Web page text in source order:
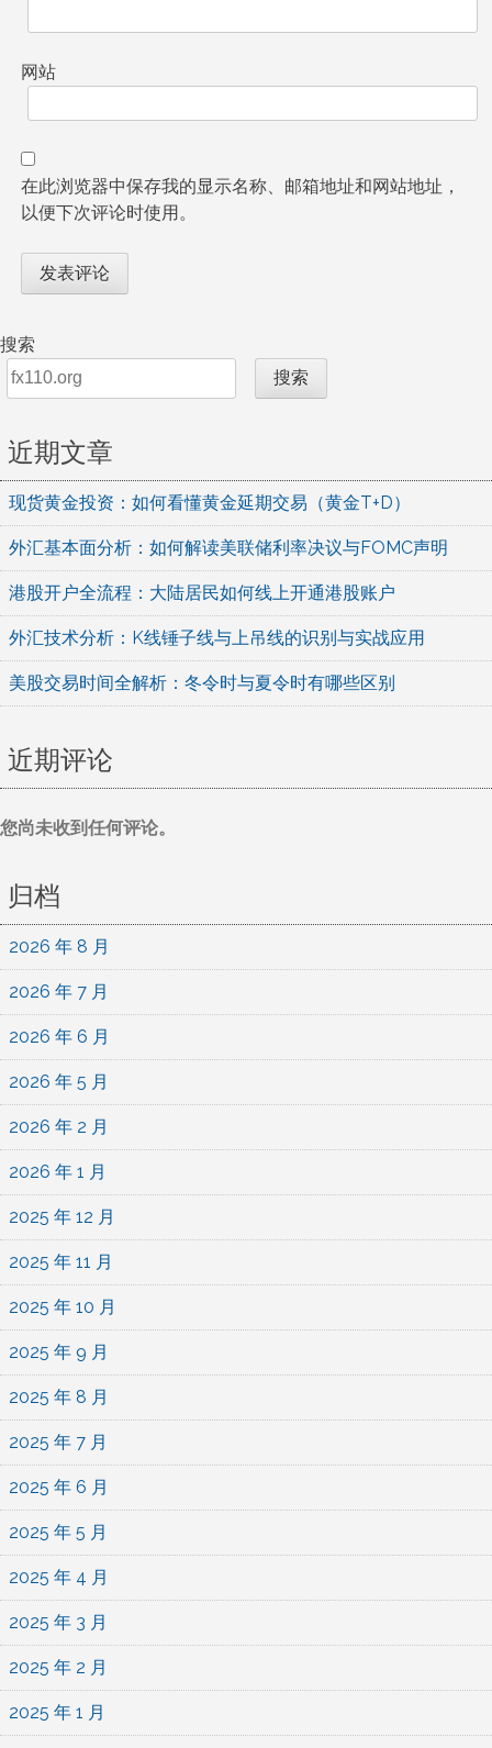
网站
在此浏览器中保存我的显示名称、邮箱地址和网站地址，
以便下次评论时使用。
搜索
搜索
近期文章
现货黄金投资：如何看懂黄金延期交易（黄金T+D）
外汇基本面分析：如何解读美联储利率决议与FOMC声明
港股开户全流程：大陆居民如何线上开通港股账户
外汇技术分析：K线锤子线与上吊线的识别与实战应用
美股交易时间全解析：冬令时与夏令时有哪些区别
近期评论
您尚未收到任何评论。
归档
2026 年 8 月
2026 年 7 月
2026 年 6 月
2026 年 5 月
2026 年 2 月
2026 年 1 月
2025 年 12 月
2025 年 11 月
2025 年 10 月
2025 年 9 月
2025 年 8 月
2025 年 7 月
2025 年 6 月
2025 年 5 月
2025 年 4 月
2025 年 3 月
2025 年 2 月
2025 年 1 月